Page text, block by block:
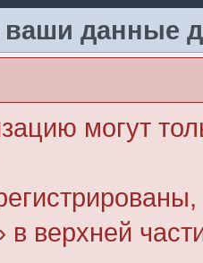
данные
могут
в верхней